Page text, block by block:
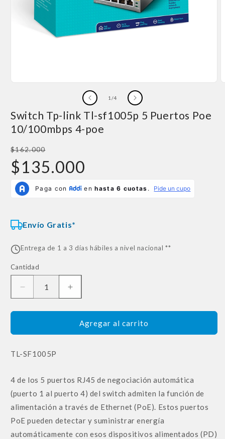
en
ventana
1 /de
4
Switch Tp-link Tl-sf1005p 5 Puertos Poe
10/100mbps 4-poe
Precio
habitual
$162.000
Precio
de
oferta
$135.000
Envío Gratis*
Entrega de 1 a 3 días hábiles a nivel nacional **
Cantidad
Reducir
cantidad
para
Tp-
Tl-
Puertos
Poe
10/100mbps
4-
poe
Aumentar
cantidad
para
Switch
Tp-
Puertos
Poe
10/100mbps
4-
Agregar al carrito
SKU:
TL-SF1005P
4 de los 5 puertos RJ45 de negociación automática
(puerto 1 al puerto 4) del switch admiten la función de
alimentación a través de Ethernet (PoE). Estos puertos
PoE pueden detectar y suministrar energía
automáticamente con esos dispositivos alimentados (PD)